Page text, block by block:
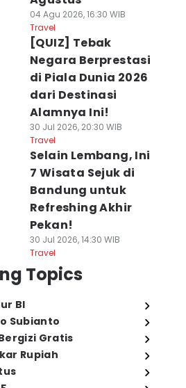
04 Agu 2026, 16:30 WIB
Travel
[QUIZ] Tebak
Negara Berprestasi
di Piala Dunia 2026
dari Destinasi
Alamnya Ini!
30 Jul 2026, 20:30 WIB
Travel
Selain Lembang, Ini
7 Wisata Sejuk di
Bandung untuk
Refreshing Akhir
Pekan!
30 Jul 2026, 14:30 WIB
Travel
Topics
BI
Subianto
Gratis
Rupiah